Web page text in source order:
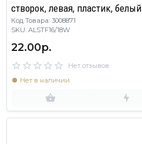
створок, левая, пластик, белый
Код Товара: 3008871
SKU: ALSTF16/18W
22.00р.
Нет отзывов
Нет в наличии